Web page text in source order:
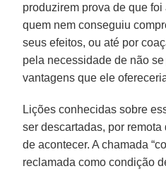
produzirem prova de que
quem nem conseguiu
seus efeitos, ou até por
pela necessidade de não
vantagens que ele
Lições conhecidas sobre
ser descartadas, por
de acontecer. A chamada
reclamada como condição